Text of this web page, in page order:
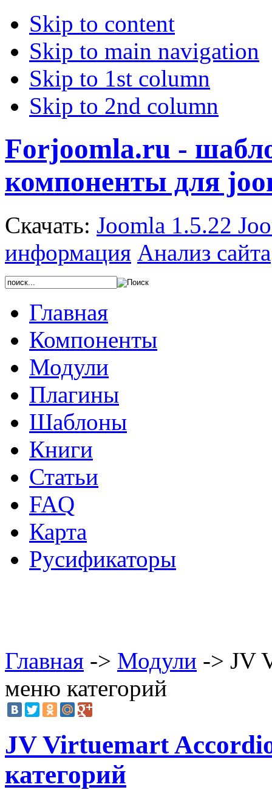
Skip to content
Skip to main navigation
Skip to 1st column
Skip to 2nd column
Forjoomla.ru -
компоненты для
Скачать: Joomla 1.5.22
информация Анализ сайта
Главная
Компоненты
Модули
Плагины
Шаблоны
Книги
Статьи
FAQ
Карта
Русификаторы
Главная -> Модули -> JV
меню категорий
JV Virtuemart
категорий